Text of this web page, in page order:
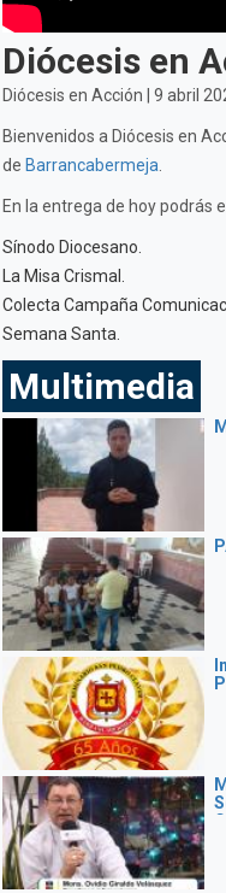
Diócesis en
Diócesis en Acción | 9 abril
Bienvenidos a Diócesis en
de Barrancabermeja
En la entrega de hoy podrás
Sínodo Diocesano.
La Misa Crismal.
Colecta Campaña
Semana Santa.
Multimedia